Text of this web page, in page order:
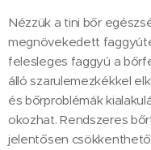
Nézzük a tini bőr
megnövekedett
felesleges faggyú a
álló szarulemezkékkel
és bőrproblémák
okozhat. Rendszeres
jelentősen